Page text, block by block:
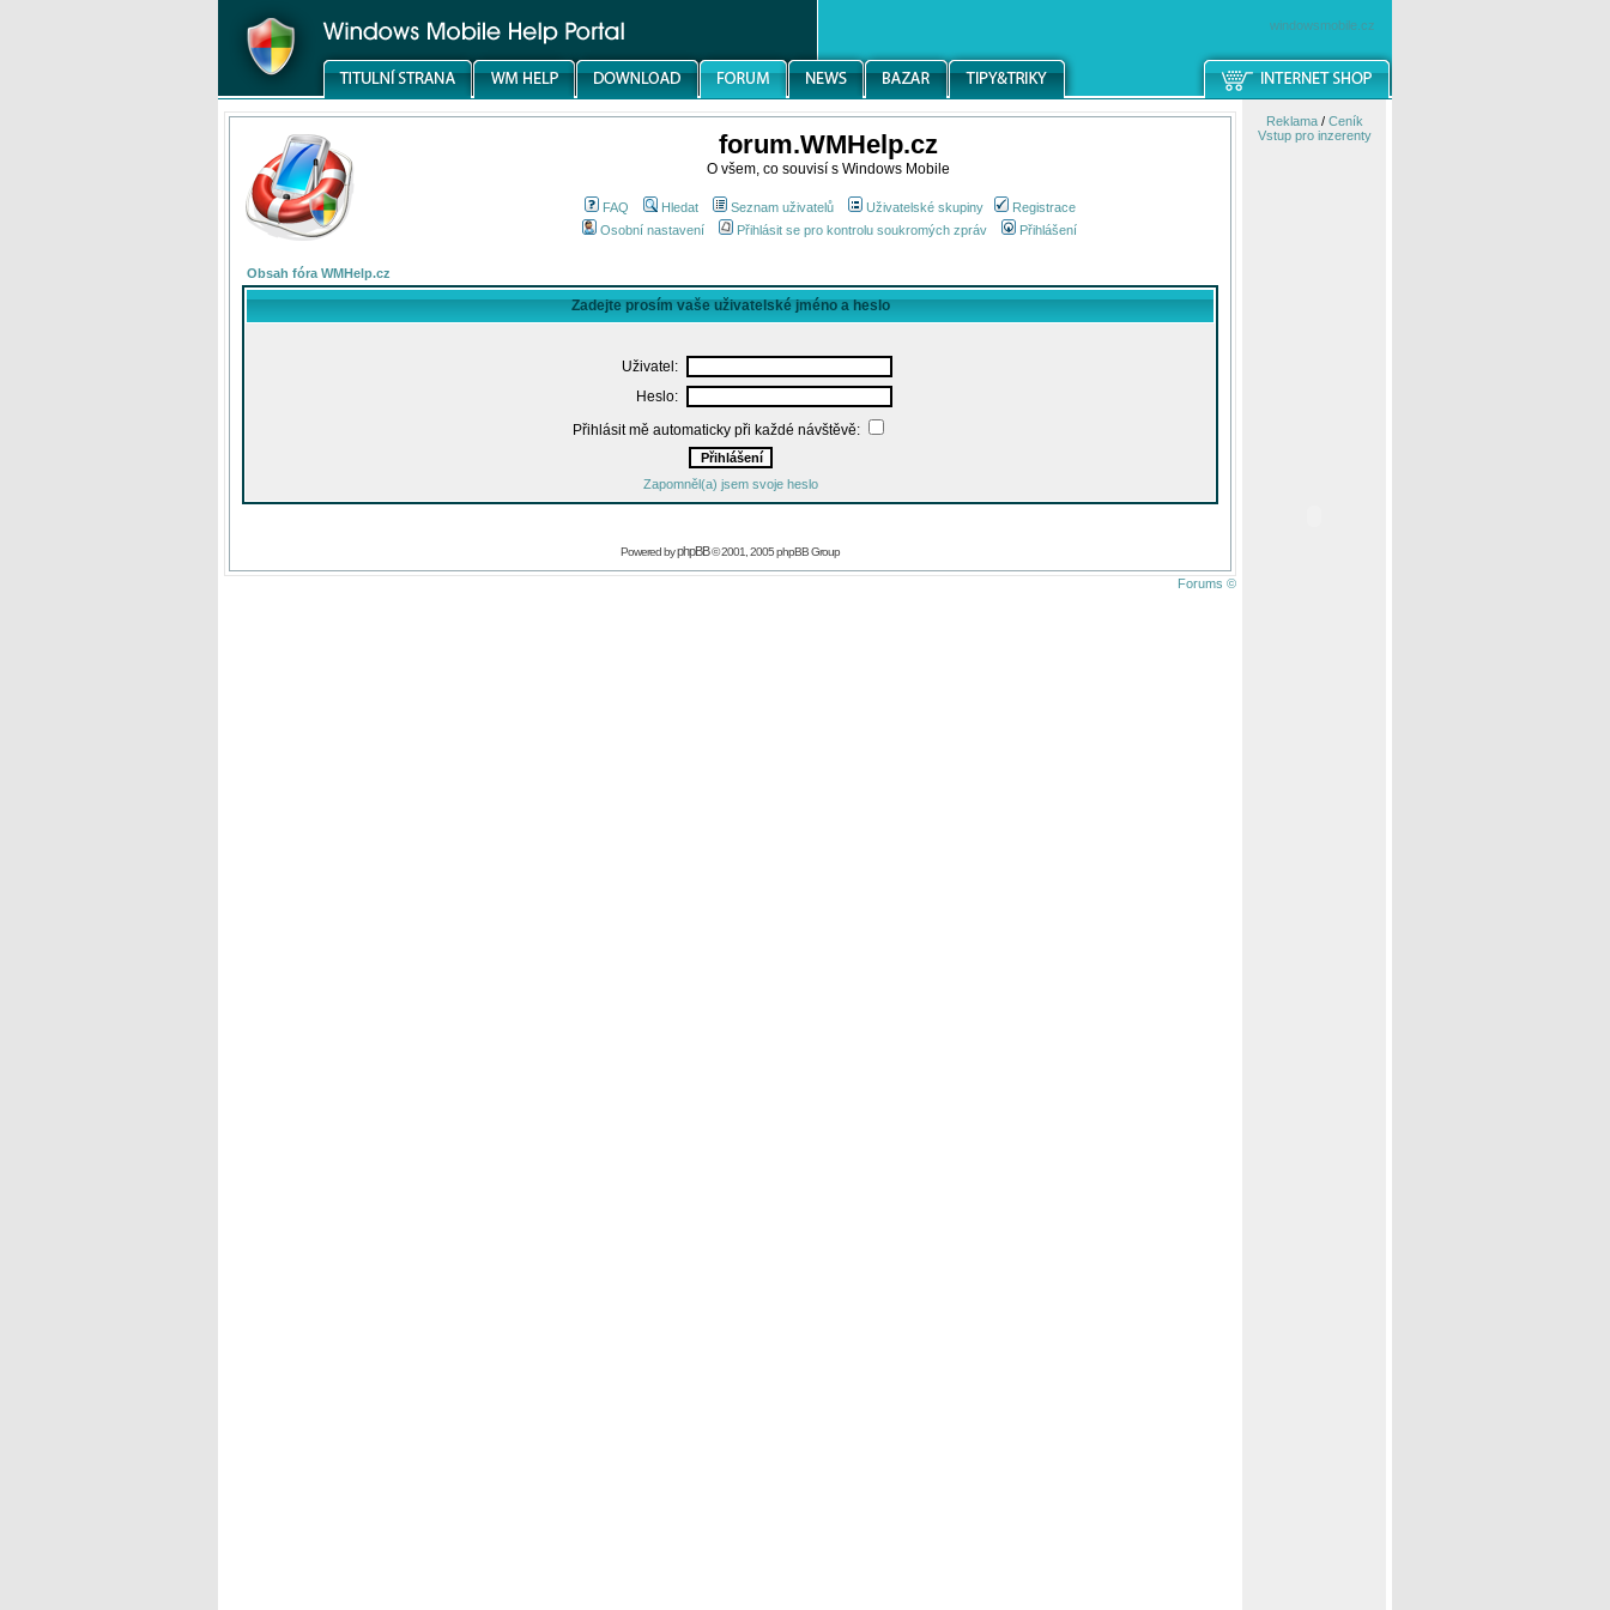
windowsmobile.cz
forum.WMHelp.cz
O všem, co souvisí s Windows Mobile
FAQ Hledat Seznam uživatelů Uživatelské skupiny
Registrace
Osobní nastavení
Přihlásit se pro kontrolu soukromých zpráv Přihlášení
Obsah fóra WMHelp.cz
Zadejte prosím vaše uživatelské jméno a heslo
Uživatel:
Heslo:
Přihlásit mě automaticky při každé návštěvě:
Zapomněl(a) jsem svoje heslo
Powered byphpBB© 2001, 2005 phpBB Group
Forums ©
Reklama/ Ceník
Vstup pro inzerenty